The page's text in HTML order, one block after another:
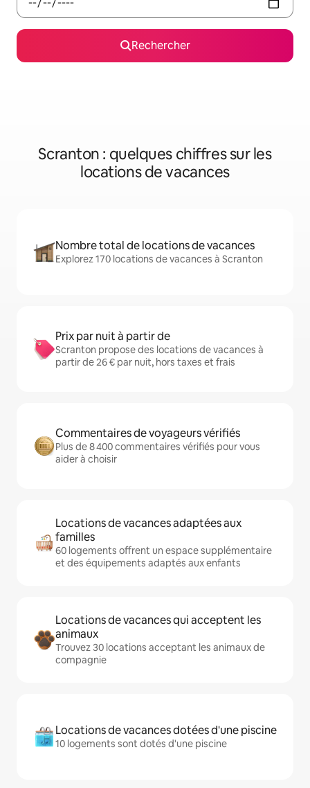
Rechercher
Scranton : quelques chiffres sur les
locations de vacances
Nombre total de locations de vacances
Explorez 170 locations de vacances à Scranton
Prix par nuit à partir de
Scranton propose des locations de vacances à
partir de 26 € par nuit, hors taxes et frais
Commentaires de voyageurs vérifiés
Plus de 8 400 commentaires vérifiés pour vous
aider à choisir
Locations de vacances adaptées aux
familles
60 logements offrent un espace supplémentaire
et des équipements adaptés aux enfants
Locations de vacances qui acceptent les
animaux
Trouvez 30 locations acceptant les animaux de
compagnie
Locations de vacances dotées d'une piscine
10 logements sont dotés d'une piscine